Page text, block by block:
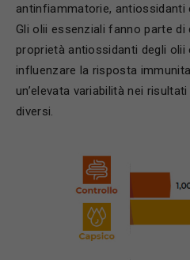
antinfiammatorie, antiossidanti
Gli olii essenziali fanno parte di
proprietà antiossidanti degli
influenzare la risposta
un’elevata variabilità nei
diversi.